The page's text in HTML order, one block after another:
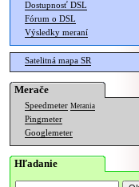
Dostupnosť DSL
Fórum o DSL
Výsledky meraní
Satelitná mapa SR
Merače
Speedmeter Merania
Pingmeter
Googlemeter
Hľadanie